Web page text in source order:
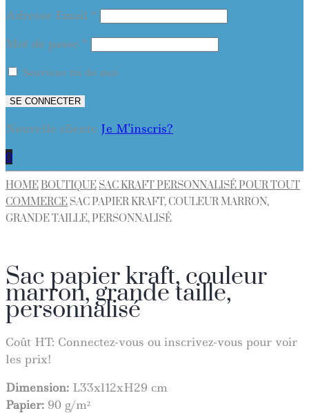
Adresse Email *
Mot de passe *
Souviens toi de moi
SE CONNECTER
Nouvelle cliente Je M'inscris?
0
HOME BOUTIQUE SAC KRAFT PERSONNALISÉ POUR TOUT
COMMERCE SAC PAPIER KRAFT, COULEUR MARRON,
GRANDE TAILLE, PERSONNALISÉ
Sac papier kraft, couleur
marron, grande taille,
personnalisé
Coût HT: Connectez-vous ou inscrivez-vous pour voir
les prix!
Dimension: L33xl12xH29 cm
Papier: 90 g/m²